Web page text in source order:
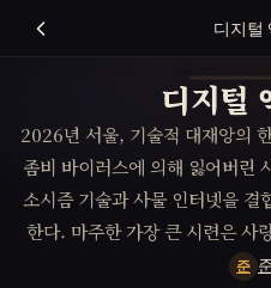
디지털
디지털
2026년 서울, 기술적 대재앙의
좀비 바이러스에 의해 잃어버린
소시즘 기술과 사물 인터넷을 결
한다. 마주한 가장 큰 시련은 사
며, 그의 발견은 인류에게
준